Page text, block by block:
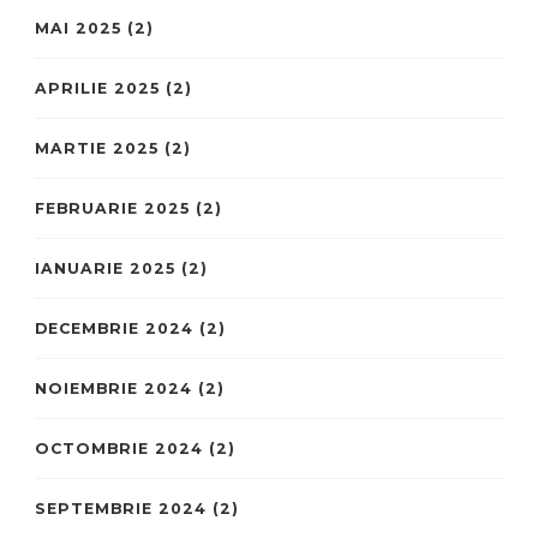
MAI 2025 (2)
APRILIE 2025 (2)
MARTIE 2025 (2)
FEBRUARIE 2025 (2)
IANUARIE 2025 (2)
DECEMBRIE 2024 (2)
NOIEMBRIE 2024 (2)
OCTOMBRIE 2024 (2)
SEPTEMBRIE 2024 (2)